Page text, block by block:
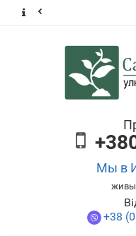
Мы в
+38